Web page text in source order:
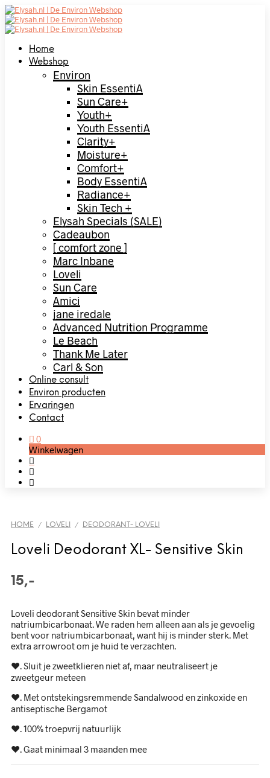
Home
Webshop
Environ
Skin EssentiA
Sun Care+
Youth+
Youth EssentiA
Clarity+
Moisture+
Comfort+
Body EssentiA
Radiance+
Skin Tech +
Elysah Specials (SALE)
Cadeaubon
[ comfort zone ]
Marc Inbane
Loveli
Sun Care
Amici
jane iredale
Advanced Nutrition Programme
Le Beach
Thank Me Later
Carl & Son
Online consult
Environ producten
Ervaringen
Contact
0
Winkelwagen
HOME / LOVELI / DEODORANT- LOVELI
Loveli Deodorant XL- Sensitive Skin
15,-
Loveli deodorant Sensitive Skin bevat minder
natriumbicarbonaat. We raden hem alleen aan als je gevoelig
bent voor natriumbicarbonaat, want hij is minder sterk. Met
extra arrowroot om je huid te verzachten.
♥. Sluit je zweetklieren niet af, maar neutraliseert je
zweetgeur meteen
♥. Met ontstekingsremmende Sandalwood en zinkoxide en
antiseptische Bergamot
♥. 100% troepvrij natuurlijk
♥. Gaat minimaal 3 maanden mee